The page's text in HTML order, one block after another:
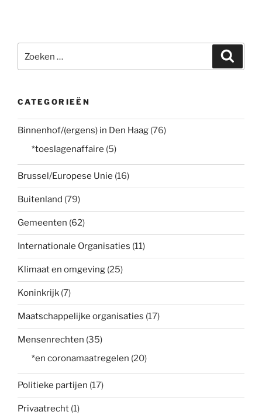
naar:
CATEGORIEËN
Binnenhof/(ergens) in Den Haag (76)
*toeslagenaffaire (5)
Brussel/Europese Unie (16)
Buitenland (79)
Gemeenten (62)
Internationale Organisaties (11)
Klimaat en omgeving (25)
Koninkrijk (7)
Maatschappelijke organisaties (17)
Mensenrechten (35)
*en coronamaatregelen (20)
Politieke partijen (17)
Privaatrecht (1)